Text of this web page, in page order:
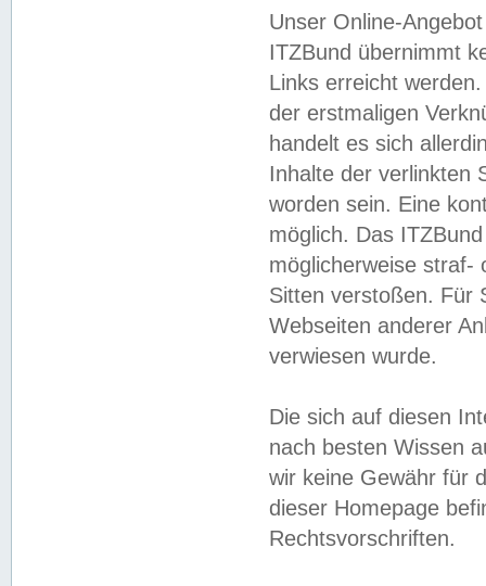
Unser Online-
ITZBund übernimmt
Links erreicht
der erstmaligen
handelt es sich
Inhalte der verlinkten
worden sein. Eine
möglich. Das
möglicherweise straf-
Sitten verstoßen. Für
Webseiten anderer
verwiesen wurde.
Die sich auf diesen
nach besten Wissen
wir keine Gewähr für
dieser Homepage
Rechtsvorschriften.